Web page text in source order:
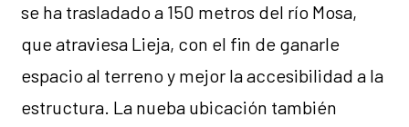
se ha trasladado a 150 metros del río Mosa,
que atraviesa Lieja, con el fin de ganarle
espacio al terreno y mejor la accesibilidad a la
estructura. La nueba ubicación también